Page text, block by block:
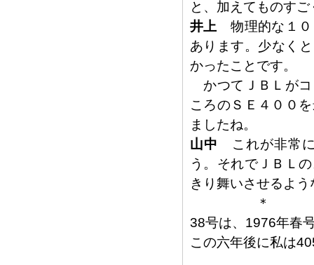
と、加えてものす
井上 物理的な１０
あります。少なく
かったことです。
かつてＪＢＬがコ
ころのＳＥ４００
ましたね。
山中 これが非常
う。それでＪＢＬ
きり舞いさせるよ
＊
38号は、1976年春
この六年後に私は